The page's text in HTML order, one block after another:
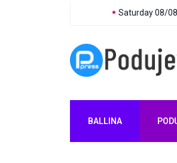
Saturday 08/
BALLINA